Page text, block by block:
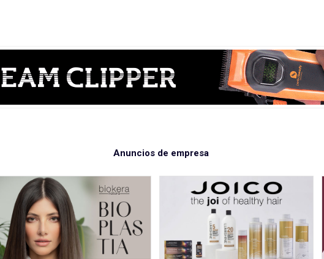
Anuncios de empresa